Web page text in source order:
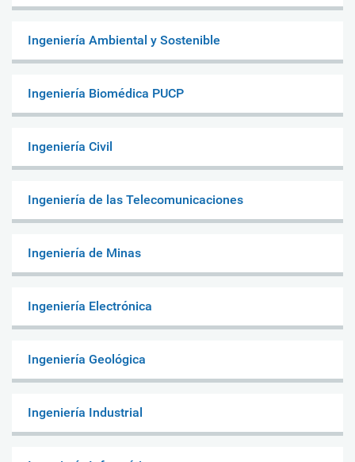
Ingeniería Ambiental y Sostenible
Ingeniería Biomédica PUCP
Ingeniería Civil
Ingeniería de las Telecomunicaciones
Ingeniería de Minas
Ingeniería Electrónica
Ingeniería Geológica
Ingeniería Industrial